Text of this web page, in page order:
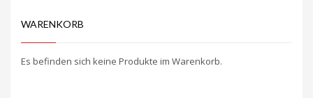
WARENKORB
Es befinden sich keine Produkte im Warenkorb.